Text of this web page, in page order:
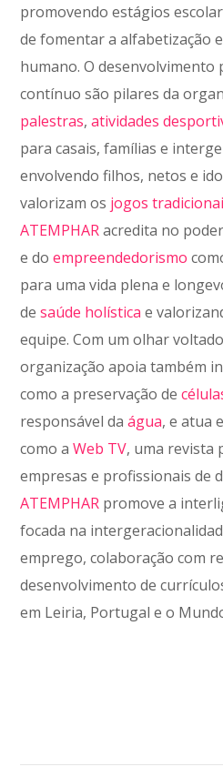
promovendo estágios
de fomentar a alfabetização
humano. O desenvolvimento
contínuo são pilares da
palestras,atividades
para casais, famílias e
envolvendo filhos, netos e
valorizam os jogos
ATEMPHARacredita no
e doempreendedorismo
para uma vida plena e
desaúde holística e
equipe. Com um olhar
organização apoia também
como a preservação de
responsável daágua, e atua
como aWeb TV, uma revista
empresas e profissionais de
ATEMPHAR promove a
focada na
emprego, colaboração com
desenvolvimento de
em Leiria, Portugal e o